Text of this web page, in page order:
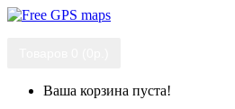
Ваша корзина пуста!